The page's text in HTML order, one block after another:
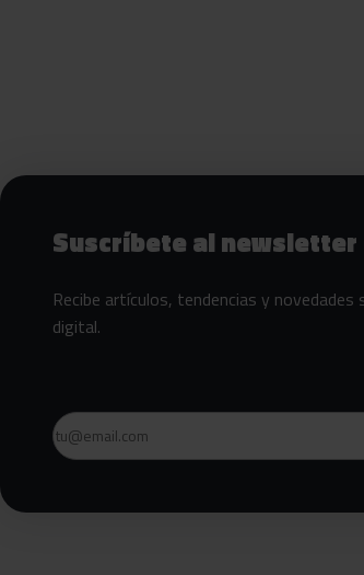
Siguientes pasos con Bluetab
Suscríbete al newsletter
Recibe artículos, tendencias y
digital.
Email